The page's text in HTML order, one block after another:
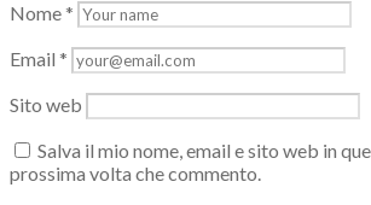
Nome*
Email *
Sito web
Salva il mio nome, email e sito web in
prossima volta che commento.